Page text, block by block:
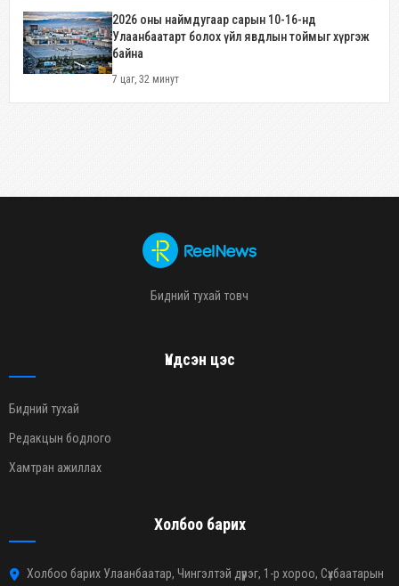
2026 оны наймдугаар сарын 10-16-нд
Улаанбаатарт болох үйл явдлын тоймыг хүргэж
байна
7 цаг, 32 минут
Бидний тухай товч
Үндсэн цэс
Бидний тухай
Редакцын бодлого
Хамтран ажиллах
Холбоо барих
Холбоо барих Улаанбаатар, Чингэлтэй дүүрэг, 1-р хороо, Сүхбаатарын